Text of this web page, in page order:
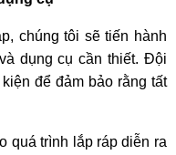
chúng tôi sẽ tiến hành
dụng cụ cần thiết. Đội
để đảm bảo rằng tất
quá trình lắp ráp diễn ra